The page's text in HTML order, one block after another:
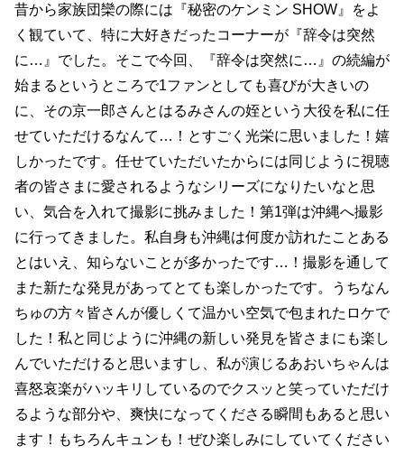
昔から家族団欒の際には『秘密のケンミン SHOW』をよ
く観ていて、特に大好きだったコーナーが『辞令は突然
に…』でした。そこで今回、『辞令は突然に…』の続編が
始まるというところで1ファンとしても喜びが大きいの
に、その京一郎さんとはるみさんの姪という大役を私に任
せていただけるなんて…！とすごく光栄に思いました！嬉
しかったです。任せていただいたからには同じように視聴
者の皆さまに愛されるようなシリーズになりたいなと思
い、気合を入れて撮影に挑みました！第1弾は沖縄へ撮影
に行ってきました。私自身も沖縄は何度か訪れたことある
とはいえ、知らないことが多かったです…！撮影を通して
また新たな発見があってとても楽しかったです。うちなん
ちゅの方々皆さんが優しくて温かい空気で包まれたロケで
した！私と同じように沖縄の新しい発見を皆さまにも楽し
んでいただけると思いますし、私が演じるあおいちゃんは
喜怒哀楽がハッキリしているのでクスッと笑っていただけ
るような部分や、爽快になってくださる瞬間もあると思い
ます！もちろんキュンも！ぜひ楽しみにしていてください